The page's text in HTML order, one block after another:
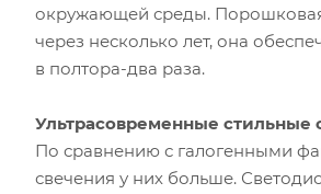
окружающей среды. Порошковая
через несколько лет, она
в полтора-два раза.
Ультрасовременные
По сравнению с галогенными
свечения у них больше.